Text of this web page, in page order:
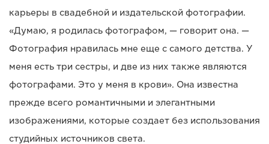
карьеры в свадебной и издательской фотографии.
«Думаю, я родилась фотографом, — говорит она. —
Фотография нравилась мне еще с самого детства. У
меня есть три сестры, и две из них также являются
фотографами. Это у меня в крови». Она известна
прежде всего романтичными и элегантными
изображениями, которые создает без использования
студийных источников света.